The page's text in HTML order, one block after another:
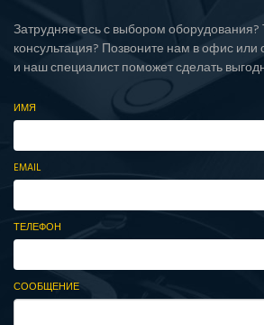
Затрудняетесь с выбором оборудования?
консультация? Позвоните нам в офис
и наш специалист поможет сделать
ИМЯ
EMAIL
ТЕЛЕФОН
СООБЩЕНИЕ